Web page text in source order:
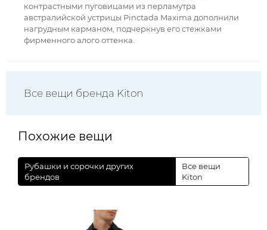
контрастными пуговицами из перламутра
австралийской устрицы Pinctada Maxima дополнили
нагрудным карманом, подчеркнув его стежками
фирменного алого оттенка.
Все вещи бренда Kiton
Похожие вещи
Рубашки и сорочки других
брендов
Все вещи
Kiton